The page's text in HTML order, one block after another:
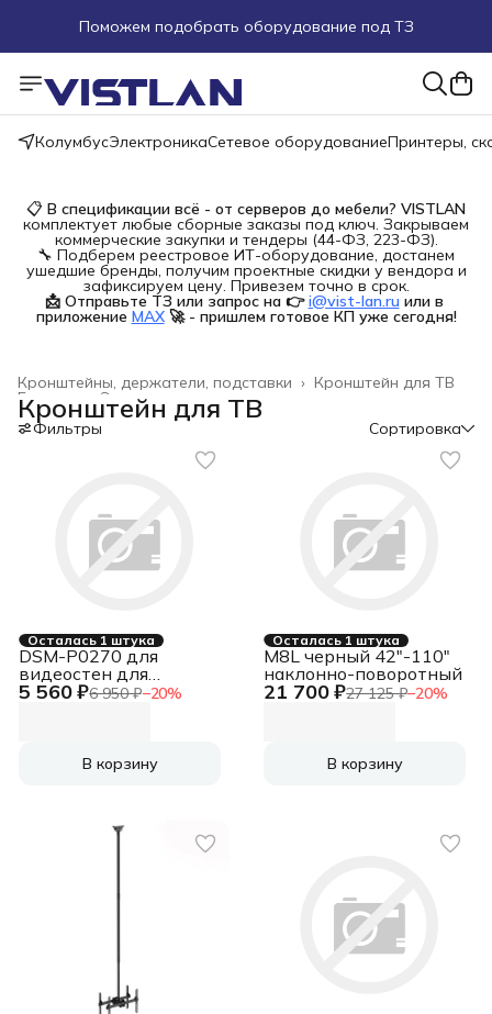
Поможем подобрать оборудование под ТЗ
Пуско-наладочные работы
Пришлите запрос на e-mail или в чат
КолумбусЭлектроникаСетевое оборудованиеПринтеры,
📋 В спецификации всё - от серверов до мебели? VISTLAN
комплектует любые сборные заказы под ключ. Закрываем
коммерческие закупки и тендеры (44-ФЗ, 223-ФЗ).
🔧 Подберем реестровое ИТ-оборудование, достанем
ушедшие бренды, получим проектные скидки у вендора и
зафиксируем цену. Привезем точно в срок.
📩 Отправьте ТЗ или запрос на 👉 i@vist-lan.ru или в
приложение MAX 🚀 - пришлем готовое КП уже сегодня!
Кронштейн для ТВ
Кронштейны, держатели, подставки ›
Электроника
Главная
Кронштейн для ТВ
Фильтры Сортировка
Осталась 1 штука
5 560 ₽6 950 ₽−20%
DSM-P0270 для
видеостен для
панелей 43"-70", VESA
высоты и уровня
В корзину
Осталась 1 штука
21 700 ₽27 125 ₽−20%
M8L черный 42"-110"
наклонно-поворотный
В корзину